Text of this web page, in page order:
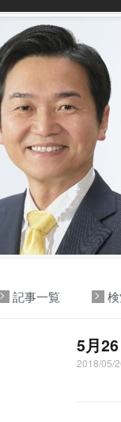
記事一覧
5月
2018/05/